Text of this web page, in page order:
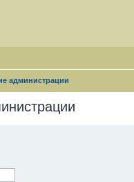
администрации